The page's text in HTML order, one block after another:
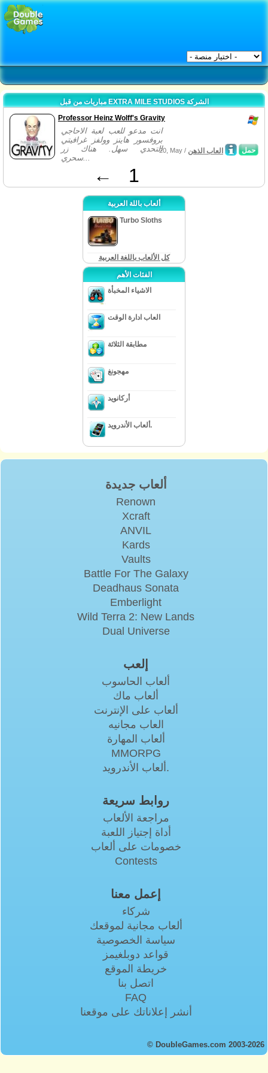
مباريات من قبل EXTRA MILE STUDIOS الشركة
Professor Heinz Wolff's Gravity
انت مدعو للعب لعبة الاحاجي
بروفسور هاينز وولفز غرافيتي
التحدي سهل. هناك زر
سحري...
حمل 20, May / العاب الذهن
← 1
ألعاب باللة العربية
Turbo Sloths
كل الألعاب باللغة العربية
الفئات الأهم
الاشياء المخبأة
العاب ادارة الوقت
مطابقة الثلاثة
مهجونغ
أركانويد
ألعاب الأندرويد.
ألعاب جديدة
Renown
Xcraft
ANVIL
Kards
Vaults
Battle For The Galaxy
Deadhaus Sonata
Emberlight
Wild Terra 2: New Lands
Dual Universe
إلعب
ألعاب الحاسوب
ألعاب ماك
ألعاب على الإنترنت
العاب مجانيه
ألعاب المهارة
MMORPG
ألعاب الأندرويد.
روابط سريعة
مراجعة الألعاب
أداة إجتياز اللعبة
خصومات على ألعاب
Contests
إعمل معنا
شركاء
ألعاب مجانية لموقعك
سياسة الخصوصية
قواعد دوبلغيمز
خريطة الموقع
اتصل بنا
FAQ
أنشر إعلاناتك على موقعنا
© DoubleGames.com 2003-2026